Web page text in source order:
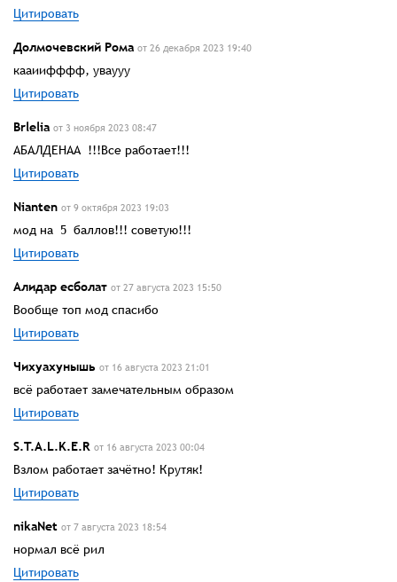
Цитировать
Долмочевский Рома от 26 декабря 2023 19:40
кааиифффф, уваууу
Цитировать
Brlelia от 3 ноября 2023 08:47
АБАЛДЕНАА !!!Все работает!!!
Цитировать
Nianten от 9 октября 2023 19:03
мод на 5 баллов!!! советую!!!
Цитировать
Алидар есболат от 27 августа 2023 15:50
Вообще топ мод спасибо
Цитировать
Чихуахунышь от 16 августа 2023 21:01
всё работает замечательным образом
Цитировать
S.T.A.L.K.E.R от 16 августа 2023 00:04
Взлом работает зачётно! Крутяк!
Цитировать
nikaNet от 7 августа 2023 18:54
нормал всё рил
Цитировать